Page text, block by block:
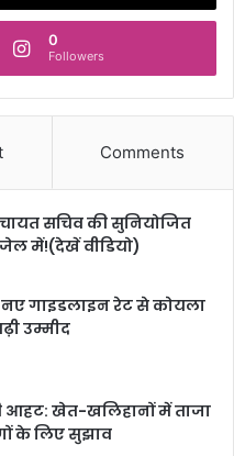
0
Followers
Comments
सचिव की सुनियोजित
जेल में!(देखें वीडियो)
गाइडलाइन रेट से कोयला
उम्मीद
आहट: खेत-खलिहानों में ताजा
के लिए सुझाव